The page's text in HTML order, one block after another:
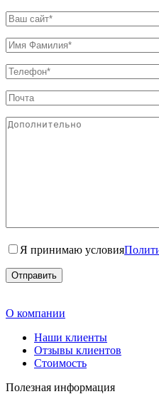
Я принимаю условия
О компании
Наши клиенты
Отзывы клиентов
Стоимость
Полезная информация